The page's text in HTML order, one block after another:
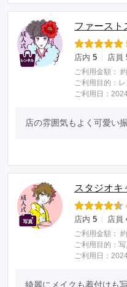
ファースト
店内 5 店員
ご利用金額：
ご利用目的：
ご利用日：
店の雰囲気もよく可愛い
スタジオ
店内 5 店員
ご利用金額：
ご利用目的： 写
ご利用日：
綺麗にメイクも着付けも